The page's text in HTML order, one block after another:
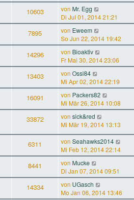
10603 von Mr. Egg
Di Jul 01, 2014 21:21
7895 von Eweem
So Jun 22, 2014 19:42
14296 von Bioaktiv
Fr Mai 30, 2014 23:06
13403 von Ossi84
Mi Apr 02, 2014 22:19
16091 von Packers82
Mi Mär 26, 2014 10:08
33872 von sick&red
Mi Mär 19, 2014 13:13
6311 von Seahawks2014
Mi Feb 12, 2014 22:14
8441 von Mucke
Di Jan 07, 2014 09:51
14334 von UGasch
Mo Jan 06, 2014 13:46